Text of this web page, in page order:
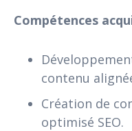
Compétences
contenu
Création de
optimisé SEO.